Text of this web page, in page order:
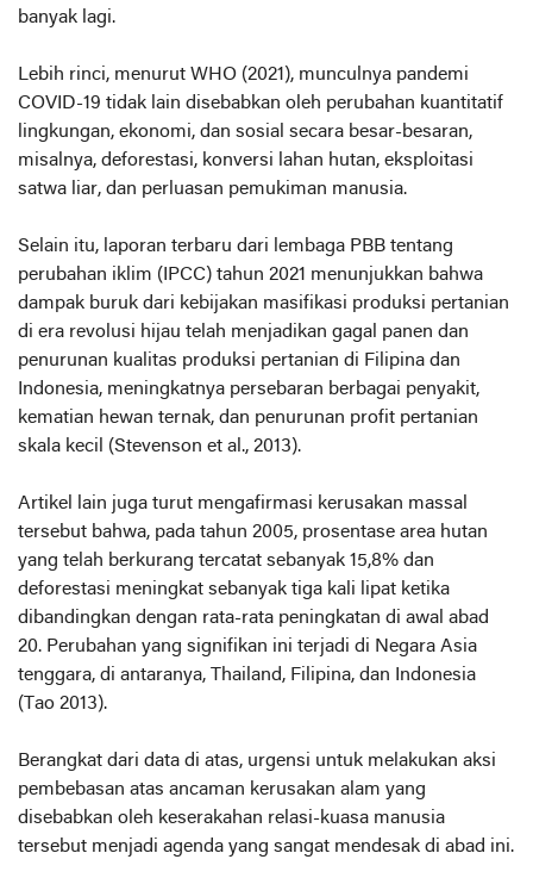
banyak lagi.
Lebih rinci, menurut WHO (2021), munculnya pandemi
COVID-19 tidak lain disebabkan oleh perubahan kuantitatif
lingkungan, ekonomi, dan sosial secara besar-besaran,
misalnya, deforestasi, konversi lahan hutan, eksploitasi
satwa liar, dan perluasan pemukiman manusia.
Selain itu, laporan terbaru dari lembaga PBB tentang
perubahan iklim (IPCC) tahun 2021 menunjukkan bahwa
dampak buruk dari kebijakan masifikasi produksi pertanian
di era revolusi hijau telah menjadikan gagal panen dan
penurunan kualitas produksi pertanian di Filipina dan
Indonesia, meningkatnya persebaran berbagai penyakit,
kematian hewan ternak, dan penurunan profit pertanian
skala kecil (Stevenson et al., 2013).
Artikel lain juga turut mengafirmasi kerusakan massal
tersebut bahwa, pada tahun 2005, prosentase area hutan
yang telah berkurang tercatat sebanyak 15,8% dan
deforestasi meningkat sebanyak tiga kali lipat ketika
dibandingkan dengan rata-rata peningkatan di awal abad
20. Perubahan yang signifikan ini terjadi di Negara Asia
tenggara, di antaranya, Thailand, Filipina, dan Indonesia
(Tao 2013).
Berangkat dari data di atas, urgensi untuk melakukan aksi
pembebasan atas ancaman kerusakan alam yang
disebabkan oleh keserakahan relasi-kuasa manusia
tersebut menjadi agenda yang sangat mendesak di abad ini.